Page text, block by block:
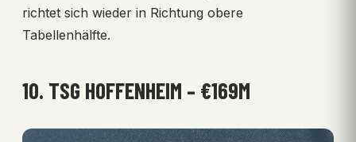
richtet sich wieder in Richtung obere
Tabellenhälfte.
10. TSG HOFFENHEIM – €169M